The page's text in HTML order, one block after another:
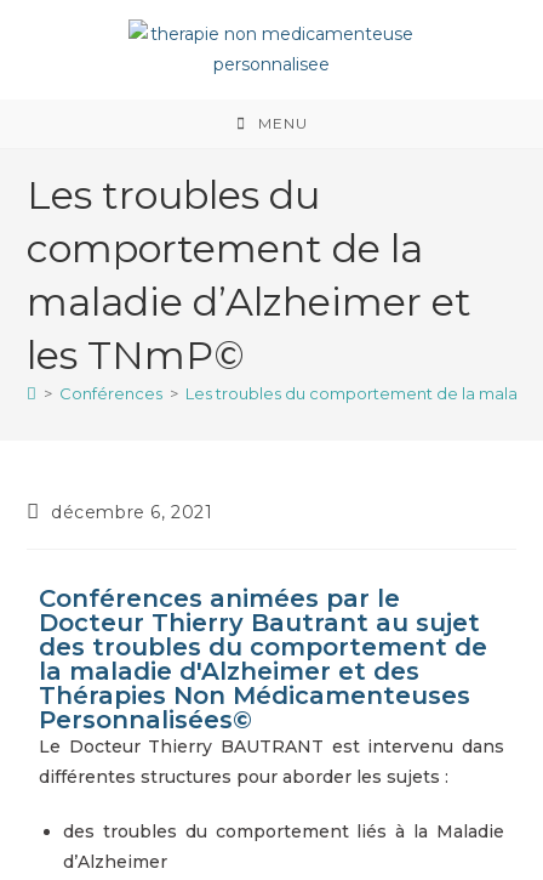
MENU
Les troubles du
comportement de la
maladie d’Alzheimer et
les TNmP©
> Conférences > Les troubles du comportement de la
décembre 6, 2021
Conférences animées par le
Docteur Thierry Bautrant au sujet
des troubles du comportement de
la maladie d'Alzheimer et des
Thérapies Non Médicamenteuses
Personnalisées©
Le Docteur Thierry BAUTRANT est intervenu dans
différentes structures pour aborder les sujets :
des troubles du comportement liés à la Maladie
d’Alzheimer